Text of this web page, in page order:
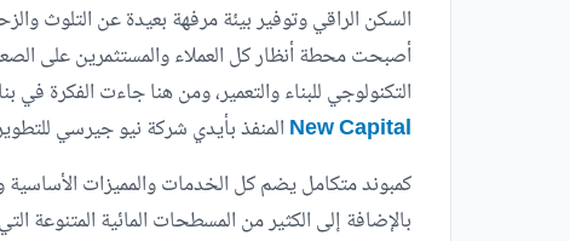
السكن الراقي وتوفير بيئة مرفهة بعيدة عن التلوث
أصبحت محطة أنظار كل العملاء والمستثمرين على
التكنولوجي للبناء والتعمير، ومن هنا جاءت الفكرة
New Capital المنفذ بأيدي شركة نيو جيرسي
كمبوند متكامل يضم كل الخدمات والمميزات
بالإضافة إلى الكثير من المسطحات المائية